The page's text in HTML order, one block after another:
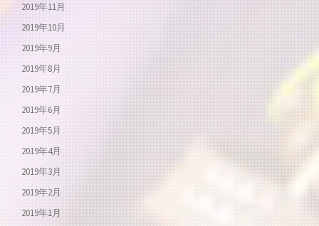
2019年11月
2019年10月
2019年9月
2019年8月
2019年7月
2019年6月
2019年5月
2019年4月
2019年3月
2019年2月
2019年1月